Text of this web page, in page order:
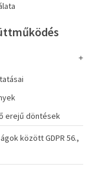
erejű döntések
között GDPR 56.,